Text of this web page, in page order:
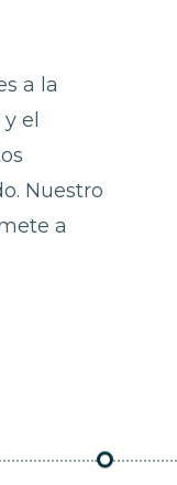
a la
el
Nuestro
a